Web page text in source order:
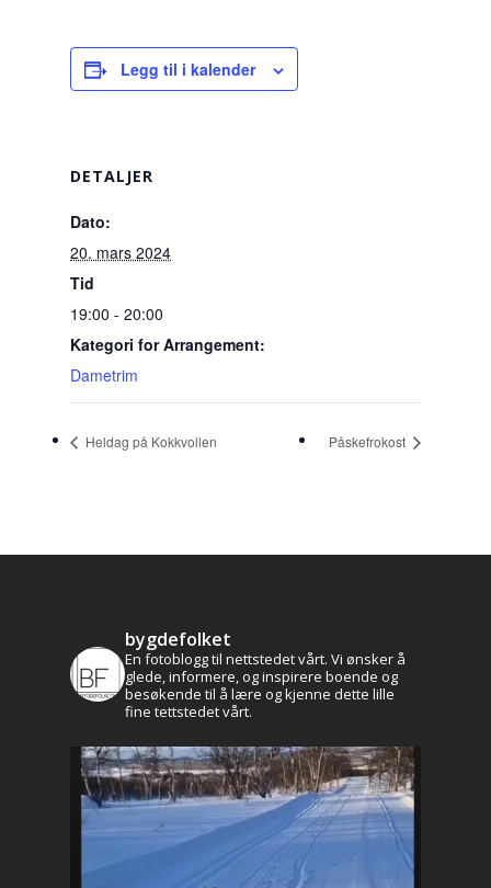
Legg til i kalender
DETALJER
Dato:
20. mars 2024
Tid
19:00 - 20:00
Kategori for Arrangement:
Dametrim
Heldag på Kokkvollen Påskefrokost
bygdefolket
En fotoblogg til nettstedet vårt. Vi ønsker å
glede, informere, og inspirere boende og
besøkende til å lære og kjenne dette lille
fine tettstedet vårt.
Aktuelt